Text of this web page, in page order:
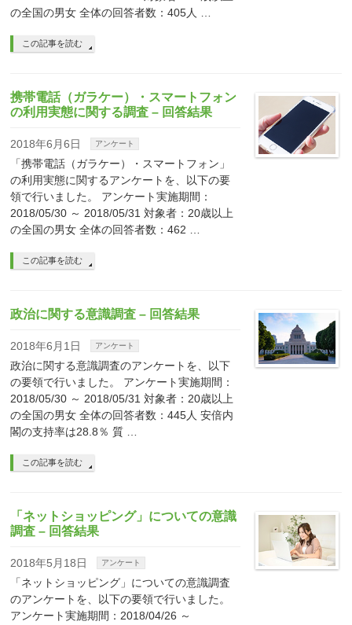
の全国の男女 全体の回答者数：405人 …
この記事を読む
携帯電話（ガラケー）・スマートフォン
の利用実態に関する調査 – 回答結果
2018年6月6日 アンケート
「携帯電話（ガラケー）・スマートフォン」
の利用実態に関するアンケートを、以下の要
領で行いました。 アンケート実施期間：
2018/05/30 ～ 2018/05/31 対象者：20歳以上
の全国の男女 全体の回答者数：462 …
この記事を読む
政治に関する意識調査 – 回答結果
2018年6月1日 アンケート
政治に関する意識調査のアンケートを、以下
の要領で行いました。 アンケート実施期間：
2018/05/30 ～ 2018/05/31 対象者：20歳以上
の全国の男女 全体の回答者数：445人 安倍内
閣の支持率は28.8％ 質 …
この記事を読む
「ネットショッピング」についての意識
調査 – 回答結果
2018年5月18日 アンケート
「ネットショッピング」についての意識調査
のアンケートを、以下の要領で行いました。
アンケート実施期間：2018/04/26 ～